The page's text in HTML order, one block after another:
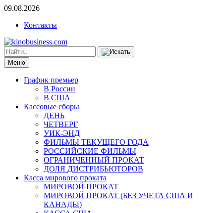
09.08.2026
Контакты
Меню
График премьер
В России
В США
Кассовые сборы
ДЕНЬ
ЧЕТВЕРГ
УИК-ЭНД
ФИЛЬМЫ ТЕКУЩЕГО ГОДА
РОССИЙСКИЕ ФИЛЬМЫ
ОГРАНИЧЕННЫЙ ПРОКАТ
ДОЛЯ ДИСТРИБЬЮТОРОВ
Касса мирового проката
МИРОВОЙ ПРОКАТ
МИРОВОЙ ПРОКАТ (БЕЗ УЧЕТА США И
КАНАДЫ)